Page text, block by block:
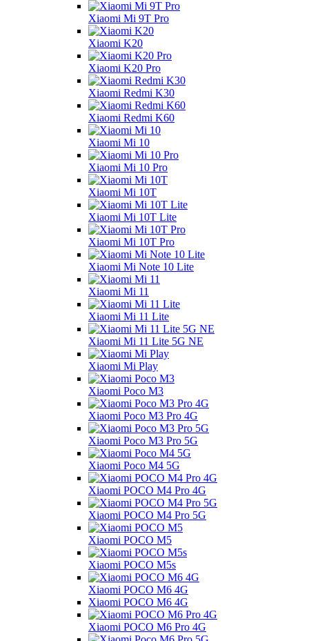
Xiaomi Mi 9T Pro
Xiaomi K20
Xiaomi K20 Pro
Xiaomi Redmi K30
Xiaomi Redmi K60
Xiaomi Mi 10
Xiaomi Mi 10 Pro
Xiaomi Mi 10T
Xiaomi Mi 10T Lite
Xiaomi Mi 10T Pro
Xiaomi Mi Note 10 Lite
Xiaomi Mi 11
Xiaomi Mi 11 Lite
Xiaomi Mi 11 Lite 5G NE
Xiaomi Mi Play
Xiaomi Poco M3
Xiaomi Poco M3 Pro 4G
Xiaomi Poco M3 Pro 5G
Xiaomi Poco M4 5G
Xiaomi POCO M4 Pro 4G
Xiaomi POCO M4 Pro 5G
Xiaomi POCO M5
Xiaomi POCO M5s
Xiaomi POCO M6 4G
Xiaomi POCO M6 4G
Xiaomi POCO M6 Pro 4G